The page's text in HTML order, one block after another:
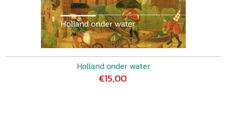
Holland onder water
€15,00